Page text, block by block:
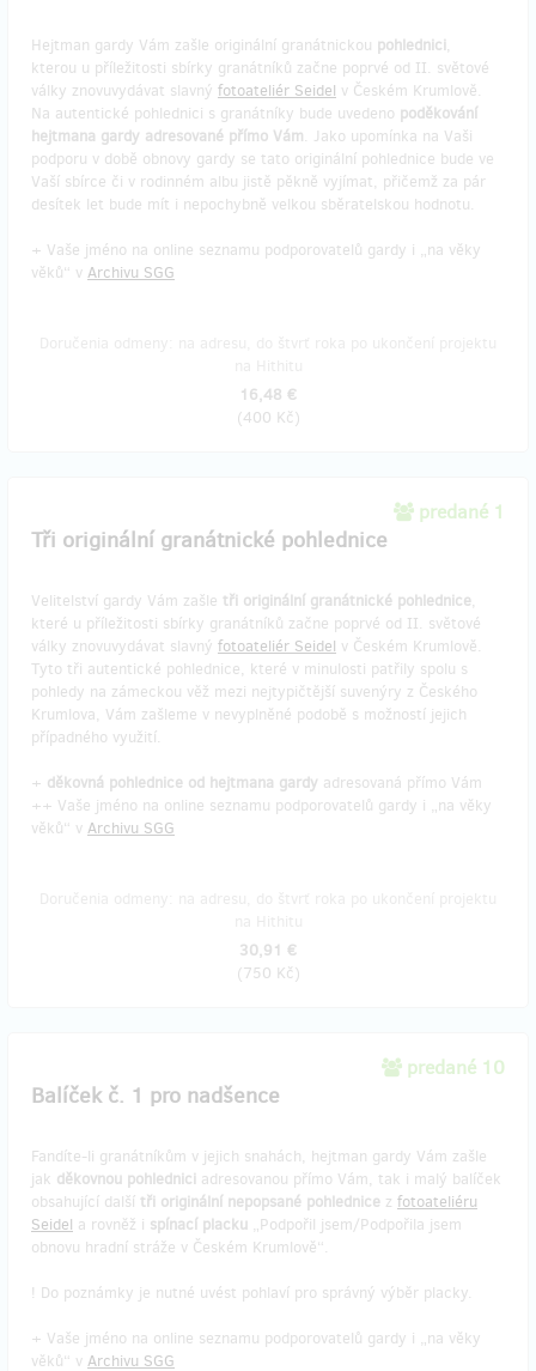
Hejtman gardy Vám zašle originální granátnickou pohlednici,
kterou u příležitosti sbírky granátníků začne poprvé od II. světové
války znovuvydávat slavný fotoateliér Seidel v Českém Krumlově.
Na autentické pohlednici s granátníky bude uvedeno poděkování
hejtmana gardy adresované přímo Vám. Jako upomínka na Vaši
podporu v době obnovy gardy se tato originální pohlednice bude ve
Vaší sbírce či v rodinném albu jistě pěkně vyjímat, přičemž za pár
desítek let bude mít i nepochybně velkou sběratelskou hodnotu.
+ Vaše jméno na online seznamu podporovatelů gardy i „na věky
věků“ v Archivu SGG
16,48 €
(400 Kč)
predané 1
Tři originální granátnické pohlednice
Velitelství gardy Vám zašle tři originální granátnické pohlednice,
které u příležitosti sbírky granátníků začne poprvé od II. světové
války znovuvydávat slavný fotoateliér Seidel v Českém Krumlově.
Tyto tři autentické pohlednice, které v minulosti patřily spolu s
pohledy na zámeckou věž mezi nejtypičtější suvenýry z Českého
Krumlova, Vám zašleme v nevyplněné podobě s možností jejich
případného využití.
+ děkovná pohlednice od hejtmana gardy adresovaná přímo Vám
++ Vaše jméno na online seznamu podporovatelů gardy i „na věky
věků“ v Archivu SGG
30,91 €
(750 Kč)
predané 10
Balíček č. 1 pro nadšence
Fandíte-li granátníkům v jejich snahách, hejtman gardy Vám zašle
jak děkovnou pohlednici adresovanou přímo Vám, tak i malý balíček
obsahující další tři originální nepopsané pohlednice z fotoateliéru
Seidel a rovněž i spínací placku „Podpořil jsem/Podpořila jsem
obnovu hradní stráže v Českém Krumlově“.
! Do poznámky je nutné uvést pohlaví pro správný výběr placky.
+ Vaše jméno na online seznamu podporovatelů gardy i „na věky
věků“ v Archivu SGG